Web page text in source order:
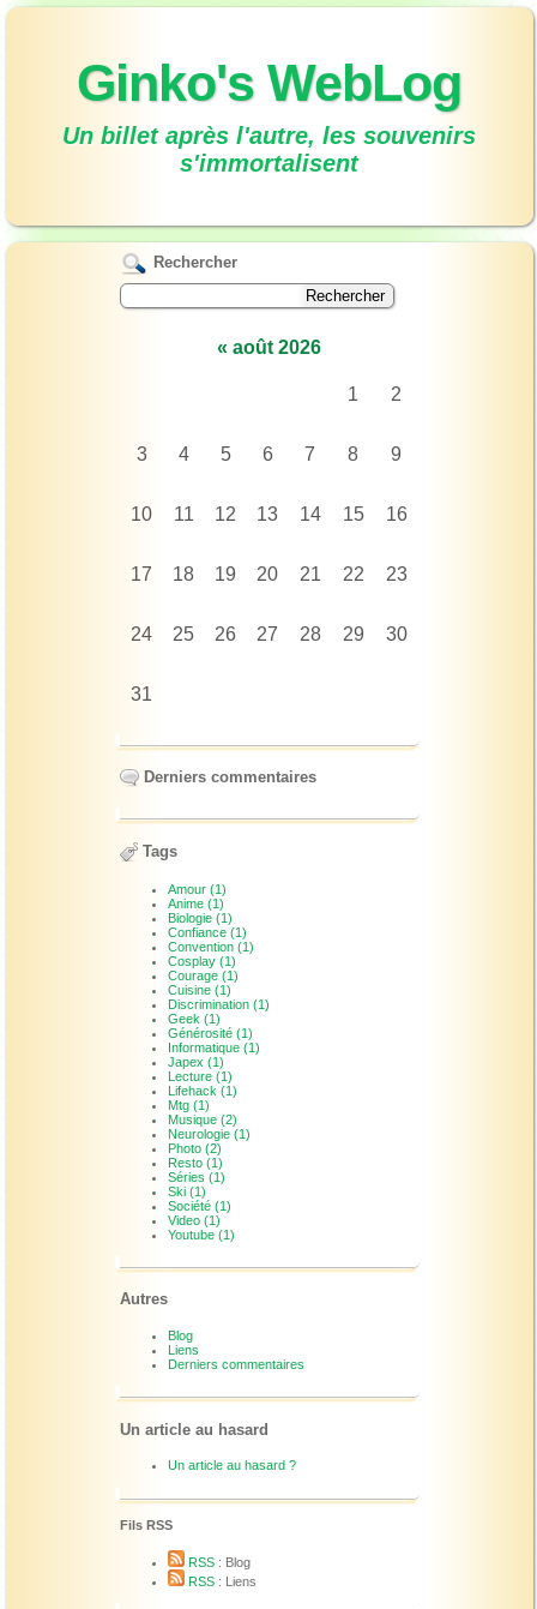
Ginko's WebLog
Un billet après l'autre, les souvenirs
s'immortalisent
Rechercher
« août 2026
1 2
3 4 5 6 7 8 9
10 11 12 13 14 15 16
17 18 19 20 21 22 23
24 25 26 27 28 29 30
31
Derniers commentaires
Tags
Amour (1)
Anime (1)
Biologie (1)
Confiance (1)
Convention (1)
Cosplay (1)
Courage (1)
Cuisine (1)
Discrimination (1)
Geek (1)
Générosité (1)
Informatique (1)
Japex (1)
Lecture (1)
Lifehack (1)
Mtg (1)
Musique (2)
Neurologie (1)
Photo (2)
Resto (1)
Séries (1)
Ski (1)
Société (1)
Video (1)
Youtube (1)
Autres
Blog
Liens
Derniers commentaires
Un article au hasard
Un article au hasard ?
Fils RSS
RSS: Blog
RSS: Liens